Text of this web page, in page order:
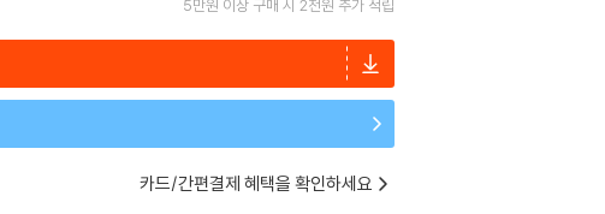
5만원 이상 구매 시 2천원 추가 적립
카드/간편결제 혜택을 확인하세요